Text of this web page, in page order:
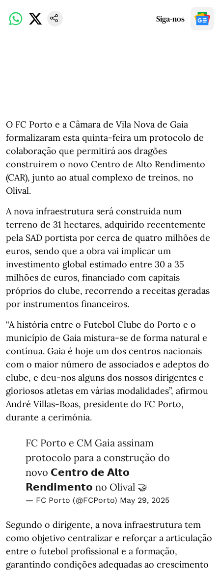
Siga-nos
O FC Porto e a Câmara de Vila Nova de Gaia
formalizaram esta quinta-feira um protocolo de
colaboração que permitirá aos dragões
construírem o novo Centro de Alto Rendimento
(CAR), junto ao atual complexo de treinos, no
Olival.
A nova infraestrutura será construída num
terreno de 31 hectares, adquirido recentemente
pela SAD portista por cerca de quatro milhões de
euros, sendo que a obra vai implicar um
investimento global estimado entre 30 a 35
milhões de euros, financiado com capitais
próprios do clube, recorrendo a receitas geradas
por instrumentos financeiros.
“A história entre o Futebol Clube do Porto e o
município de Gaia mistura-se de forma natural e
contínua. Gaia é hoje um dos centros nacionais
com o maior número de associados e adeptos do
clube, e deu-nos alguns dos nossos dirigentes e
gloriosos atletas em várias modalidades”, afirmou
André Villas-Boas, presidente do FC Porto,
durante a cerimónia.
FC Porto e CM Gaia assinam
protocolo para a construção do
novo 𝗖𝗲𝗻𝘁𝗿𝗼 𝗱𝗲 𝗔𝗹𝘁𝗼
𝗥𝗲𝗻𝗱𝗶𝗺𝗲𝗻𝘁𝗼 no Olival 🤝
— FC Porto (@FCPorto) May 29, 2025
Segundo o dirigente, a nova infraestrutura tem
como objetivo centralizar e reforçar a articulação
entre o futebol profissional e a formação,
garantindo condições adequadas ao crescimento